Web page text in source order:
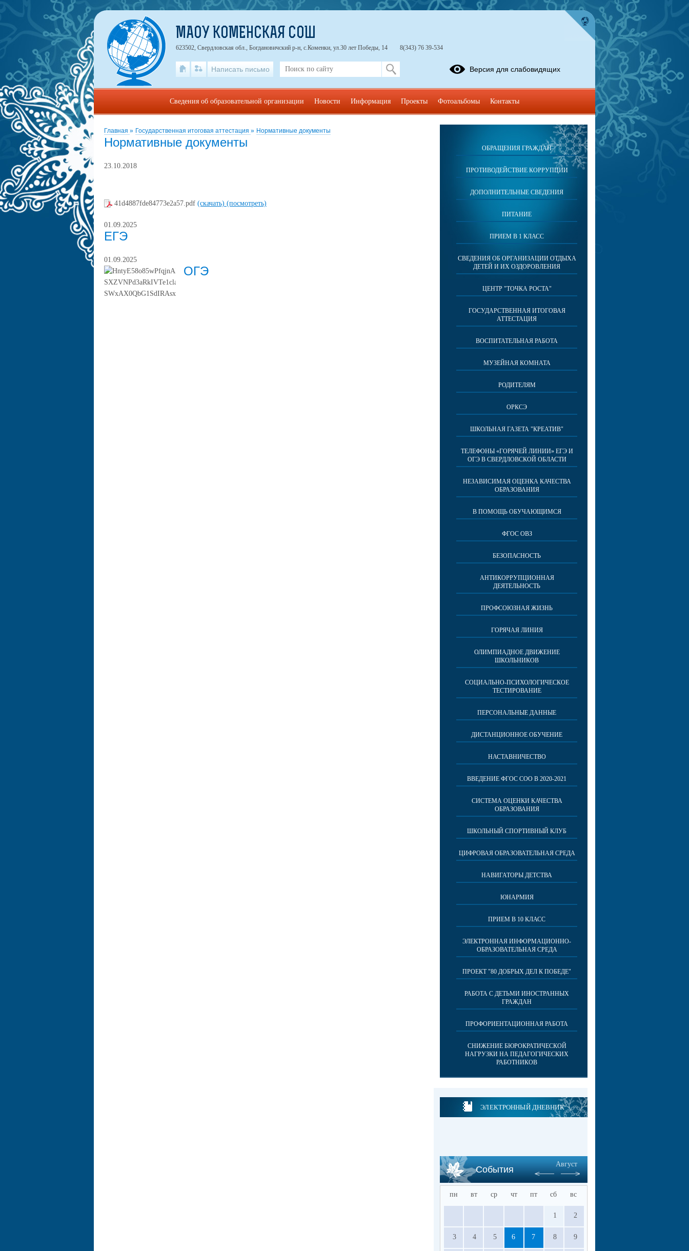
Главная » Государственная итоговая аттестация » Нормативные документы
Нормативные документы
23.10.2018
41d4887fde84773e2a57.pdf (скачать) (посмотреть)
01.09.2025
ЕГЭ
01.09.2025
ОГЭ
ОБРАЩЕНИЯ ГРАЖДАН
ПРОТИВОДЕЙСТВИЕ КОРРУПЦИИ
ДОПОЛНИТЕЛЬНЫЕ СВЕДЕНИЯ
ПИТАНИЕ
ПРИЕМ В 1 КЛАСС
СВЕДЕНИЯ ОБ ОРГАНИЗАЦИИ ОТДЫХА
ДЕТЕЙ И ИХ ОЗДОРОВЛЕНИЯ
ЦЕНТР "ТОЧКА РОСТА"
ГОСУДАРСТВЕННАЯ ИТОГОВАЯ
АТТЕСТАЦИЯ
ВОСПИТАТЕЛЬНАЯ РАБОТА
МУЗЕЙНАЯ КОМНАТА
РОДИТЕЛЯМ
ОРКСЭ
ШКОЛЬНАЯ ГАЗЕТА "КРЕАТИВ"
ТЕЛЕФОНЫ «ГОРЯЧЕЙ ЛИНИИ» ЕГЭ И
ОГЭ В СВЕРДЛОВСКОЙ ОБЛАСТИ
НЕЗАВИСИМАЯ ОЦЕНКА КАЧЕСТВА
ОБРАЗОВАНИЯ
В ПОМОЩЬ ОБУЧАЮЩИМСЯ
ФГОС ОВЗ
БЕЗОПАСНОСТЬ
АНТИКОРРУПЦИОННАЯ
ДЕЯТЕЛЬНОСТЬ
ПРОФСОЮЗНАЯ ЖИЗНЬ
ГОРЯЧАЯ ЛИНИЯ
ОЛИМПИАДНОЕ ДВИЖЕНИЕ
ШКОЛЬНИКОВ
СОЦИАЛЬНО-ПСИХОЛОГИЧЕСКОЕ
ТЕСТИРОВАНИЕ
ПЕРСОНАЛЬНЫЕ ДАННЫЕ
ДИСТАНЦИОННОЕ ОБУЧЕНИЕ
НАСТАВНИЧЕСТВО
ВВЕДЕНИЕ ФГОС СОО В 2020-2021
СИСТЕМА ОЦЕНКИ КАЧЕСТВА
ОБРАЗОВАНИЯ
ШКОЛЬНЫЙ СПОРТИВНЫЙ КЛУБ
ЦИФРОВАЯ ОБРАЗОВАТЕЛЬНАЯ СРЕДА
НАВИГАТОРЫ ДЕТСТВА
ЮНАРМИЯ
ПРИЕМ В 10 КЛАСС
ЭЛЕКТРОННАЯ ИНФОРМАЦИОННО-
ОБРАЗОВАТЕЛЬНАЯ СРЕДА
ПРОЕКТ "80 ДОБРЫХ ДЕЛ К ПОБЕДЕ"
РАБОТА С ДЕТЬМИ ИНОСТРАННЫХ
ГРАЖДАН
ПРОФОРИЕНТАЦИОННАЯ РАБОТА
СНИЖЕНИЕ БЮРОКРАТИЧЕСКОЙ
НАГРУЗКИ НА ПЕДАГОГИЧЕСКИХ
РАБОТНИКОВ
ЭЛЕКТРОННЫЙ ДНЕВНИК
События
Август
пн вт ср чт пт сб вс
1 2
3 4 5 6 7 8 9
МАОУ КОМЕНСКАЯ СОШ
623502, Свердловская обл., Богдановичский р-н, с.Коменки, ул.30 лет Победы, 14 8(343) 76 39-534
Написать письмо Версия для слабовидящих
Сведения об образовательной организации Новости Информация Проекты Фотоальбомы Контакты